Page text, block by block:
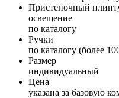
Пристеночный
освещение
по каталогу
Ручки
по каталогу (более
Размер
индивидуальный
Цена
указана за базовую